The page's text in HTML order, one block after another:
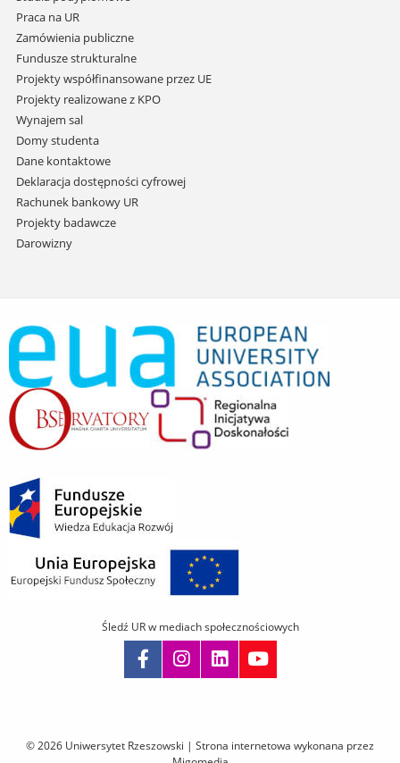
Praca na UR
Zamówienia publiczne
Fundusze strukturalne
Projekty współfinansowane przez UE
Projekty realizowane z KPO
Wynajem sal
Domy studenta
Dane kontaktowe
Deklaracja dostępności cyfrowej
Rachunek bankowy UR
Projekty badawcze
Darowizny
© 2026 Uniwersytet Rzeszowski | Strona internetowa wykonana przez
Śledź UR w mediach społecznościowych
i
przejdź